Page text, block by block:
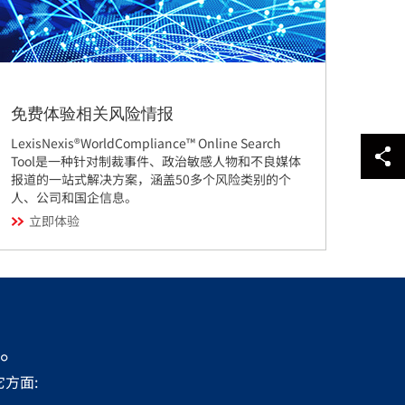
免费体验相关风险情报
LexisNexis®WorldCompliance™ Online Search
Tool是一种针对制裁事件、政治敏感人物和不良媒体
报道的一站式解决方案，涵盖50多个风险类别的个
人、公司和国企信息。
立即体验
面: